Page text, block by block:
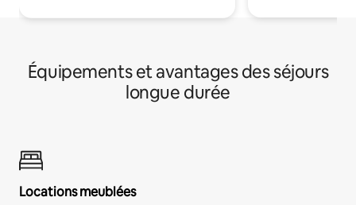
Équipements et avantages des séjours
longue durée
Locations meublées